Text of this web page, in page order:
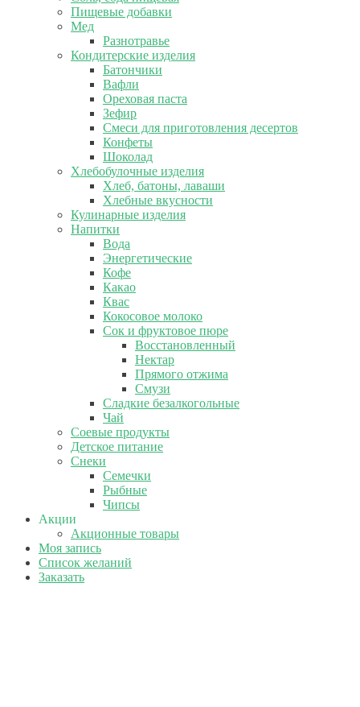
Пищевые добавки
Мед
Разнотравье
Кондитерские изделия
Батончики
Вафли
Ореховая паста
Зефир
Смеси для приготовления десертов
Конфеты
Шоколад
Хлебобулочные изделия
Хлеб, батоны, лаваши
Хлебные вкусности
Кулинарные изделия
Напитки
Вода
Энергетические
Кофе
Какао
Квас
Кокосовое молоко
Сок и фруктовое пюре
Восстановленный
Нектар
Прямого отжима
Смузи
Сладкие безалкогольные
Чай
Соевые продукты
Детское питание
Снеки
Семечки
Рыбные
Чипсы
Акции
Акционные товары
Моя запись
Список желаний
Заказать